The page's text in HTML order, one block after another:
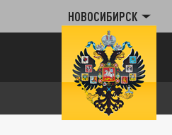
НОВОСИБИРСК